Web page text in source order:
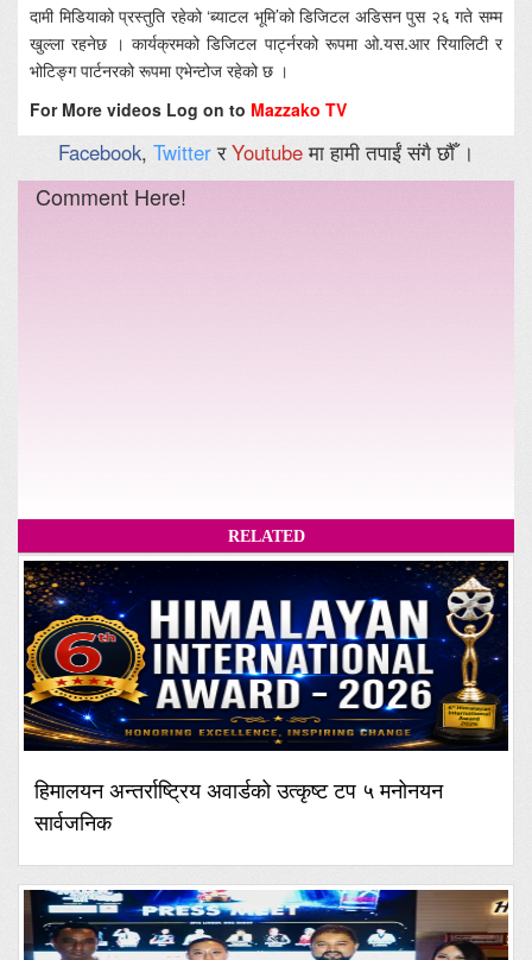
दामी मिडियाको प्रस्तुति रहेको ‘ब्याटल भूमि’को डिजिटल अडिसन पुस २६ गते सम्म
खुल्ला रहनेछ । कार्यक्रमको डिजिटल पार्ट्नरको रूपमा ओ.यस.आर रियालिटी र
भोटिङ्ग पार्टनरको रूपमा एभेन्टोज रहेको छ ।
For More videos Log on to Mazzako TV
Facebook, TwitterरYoutubeमा हामी तपाईं संगै छौँ ।
Comment Here!
RELATED
हिमालयन अन्तर्राष्ट्रिय अवार्डको उत्कृष्ट टप ५ मनोनयन
सार्वजनिक